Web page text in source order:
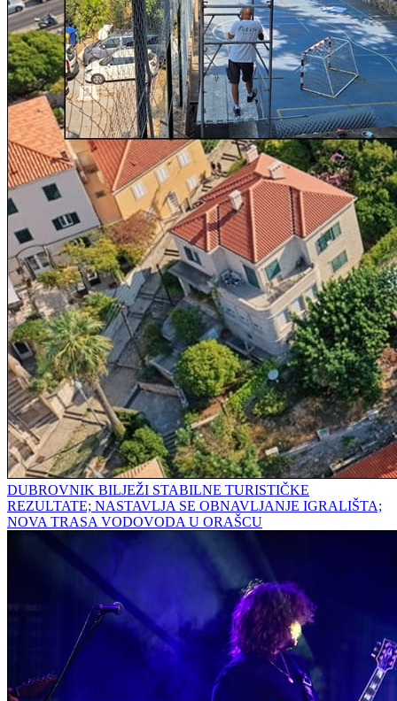
DUBROVNIK BILJEŽI STABILNE TURISTIČKE
REZULTATE; NASTAVLJA SE OBNAVLJANJE IGRALIŠTA;
NOVA TRASA VODOVODA U ORAŠCU